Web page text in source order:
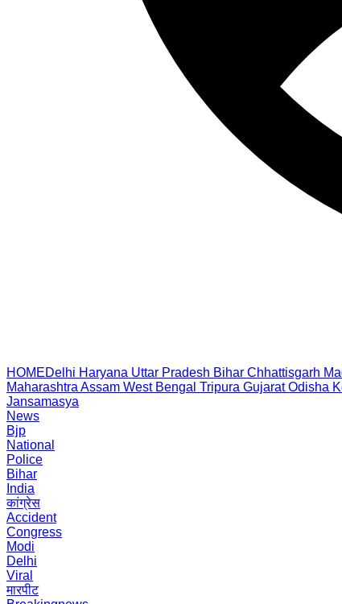
HOMEDelhi Haryana Uttar Pradesh Bihar Chhattisgarh
Maharashtra Assam West Bengal Tripura Gujarat Odisha
Jansamasya
News
Bjp
National
Police
Bihar
India
कांग्रेस
Accident
Congress
Modi
Delhi
Viral
मारपीट